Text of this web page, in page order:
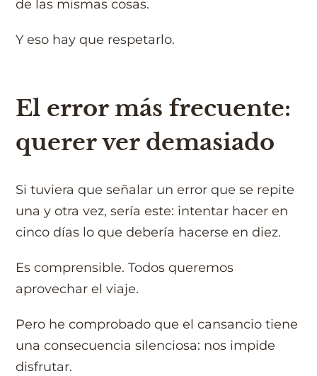
de las mismas cosas.
Y eso hay que respetarlo.
El error más frecuente:
querer ver demasiado
Si tuviera que señalar un error que se repite
una y otra vez, sería este: intentar hacer en
cinco días lo que debería hacerse en diez.
Es comprensible. Todos queremos
aprovechar el viaje.
Pero he comprobado que el cansancio tiene
una consecuencia silenciosa: nos impide
disfrutar.